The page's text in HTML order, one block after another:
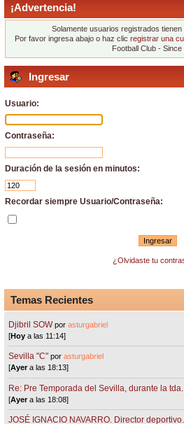
¡Advertencia!
Solamente usuarios registrados
Por favor ingresa abajo o haz clic registrar una
Football Club - Since
Ingresar
Usuario:
Contraseña:
Duración de la sesión en minutos:
Recordar siempre Usuario/Contraseña:
¿Olvidaste tu
Temas Recientes
Djibril SOW porasturgabriel
[Hoy a las 11:14]
Sevilla "C"porasturgabriel
[Ayera las 18:13]
Re: Pre Temporada del Sevilla, durante la
[Ayera las 18:08]
JOSÉ IGNACIO NAVARRO. Director deportivo.